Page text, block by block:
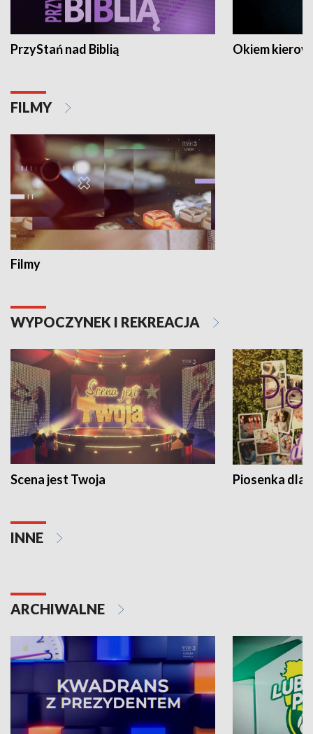
PrzyStań nad Biblią Okiem
FILMY
Filmy
WYPOCZYNEK I REKREACJA
Scena jest Twoja Piosenka dla
INNE
ARCHIWALNE